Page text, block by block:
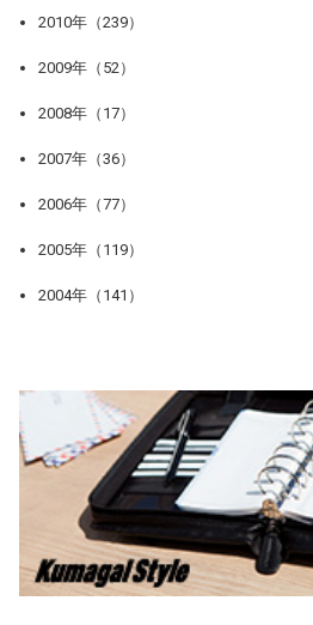
2010年（239）
2009年（52）
2008年（17）
2007年（36）
2006年（77）
2005年（119）
2004年（141）